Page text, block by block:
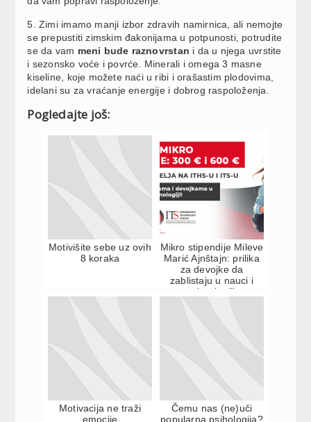
5. Zimi imamo manji izbor zdravih namirnica, ali nemojte
se prepustiti zimskim đakonijama u potpunosti, potrudite
se da vam meni bude raznovrstan i da u njega uvrstite
i sezonsko voće i povrće. Minerali i omega 3 masne
kiseline, koje možete naći u ribi i orašastim plodovima,
idelani su za vraćanje energije i dobrog raspoloženja.
Pogledajte još:
Motivišite sebe uz ovih
8 koraka
Mikro stipendije Mileve
Marić Ajnštajn: prilika
za devojke da
zablistaju u nauci i
tehnologiji
Motivacija ne traži
emocije
Čemu nas (ne)uči
popularna psihologija?